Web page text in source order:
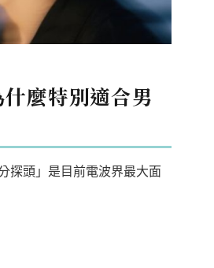
麼特別適合男
探頭」是目前電波界最大面